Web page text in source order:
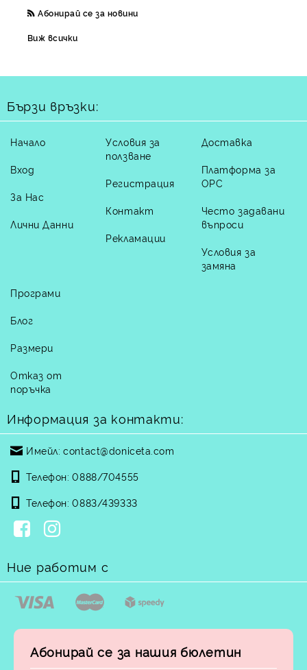
Абонирай се за новини
Виж всички
Бързи връзки:
Начало
Вход
За Нас
Лични Данни
Условия за
ползване
Регистрация
Контакт
Рекламации
Доставка
Платформа за
ОРС
Често задавани
въпроси
Условия за
замяна
Програми
Блог
Размери
Отказ от
поръчка
Информация за контакти:
Имейл: contact@doniceta.com
Телефон: 0888/704555
Телефон: 0883/439333
Ние работим с
Абонирай се за нашия бюлетин